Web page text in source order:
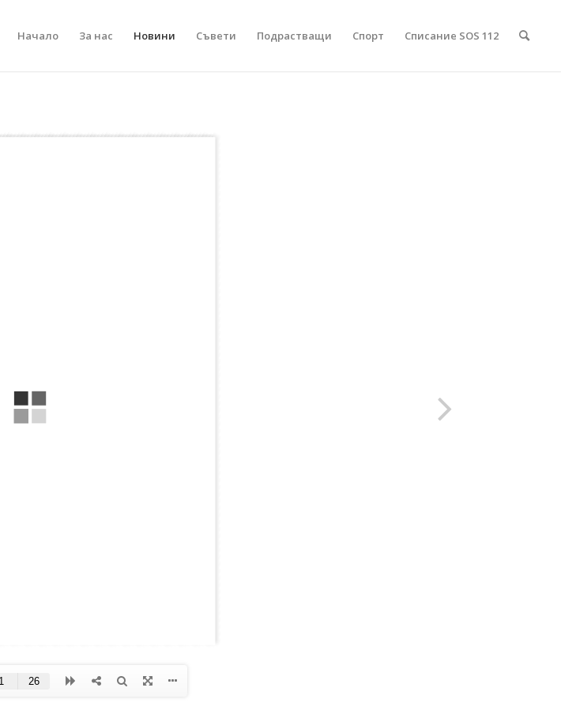
Начало За нас Новини Съвети Подрастващи Спорт Списание SOS 112